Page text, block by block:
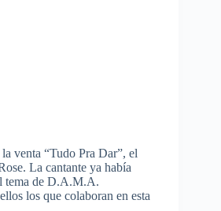
venta “Tudo Pra Dar”, el
La cantante ya había
tema de D.A.M.A.
los que colaboran en esta